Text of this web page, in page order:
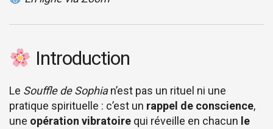
Introduction
Le Souffle de Sophian’est pas un rituel ni une
pratique spirituelle : c’est un rappel de conscience,
une opération vibratoire qui réveille en chacun le